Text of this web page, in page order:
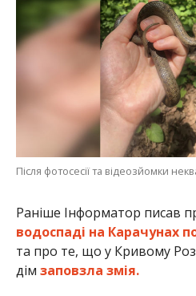
Після фотосесії та відеозйомки
Раніше Інформатор писав
водоспаді на Карачунах
та про те, що у Кривому
дім заповзла змія.